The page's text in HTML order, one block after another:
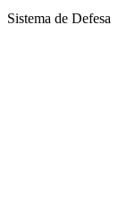
Sistema de Defesa